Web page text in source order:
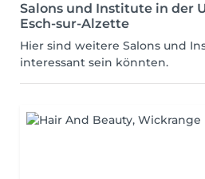
Salons und Institute in der
Esch-sur-Alzette
Hier sind weitere Salons und
interessant sein könnten.